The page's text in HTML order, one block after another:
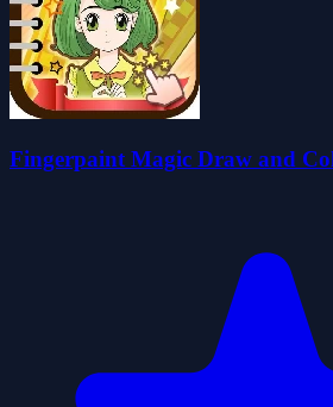
Fingerpaint Magic Draw and